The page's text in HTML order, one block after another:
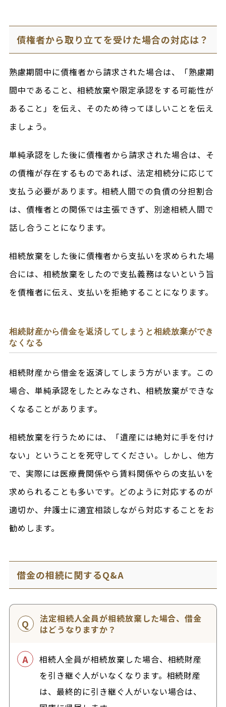
債権者から取り立てを受けた場合の対応は？
熟慮期間中に債権者から請求された場合は、「熟慮期
間中であること、相続放棄や限定承認をする可能性が
あること」を伝え、そのため待ってほしいことを伝え
ましょう。
単純承認をした後に債権者から請求された場合は、そ
の債権が存在するものであれば、法定相続分に応じて
支払う必要があります。相続人間での負債の分担割合
は、債権者との関係では主張できず、別途相続人間で
話し合うことになります。
相続放棄をした後に債権者から支払いを求められた場
合には、相続放棄をしたので支払義務はないという旨
を債権者に伝え、支払いを拒絶することになります。
相続財産から借金を返済してしまうと相続放棄ができ
なくなる
相続財産から借金を返済してしまう方がいます。この
場合、単純承認をしたとみなされ、相続放棄ができな
くなることがあります。
相続放棄を行うためには、「遺産には絶対に手を付け
ない」ということを死守してください。しかし、他方
で、実際には医療費関係やら賃料関係やらの支払いを
求められることも多いです。どのように対応するのが
適切か、弁護士に適宜相談しながら対応することをお
勧めします。
借金の相続に関するQ&A
法定相続人全員が相続放棄した場合、借金
はどうなりますか？
相続人全員が相続放棄した場合、相続財産
を引き継ぐ人がいなくなります。相続財産
は、最終的に引き継ぐ人がいない場合は、